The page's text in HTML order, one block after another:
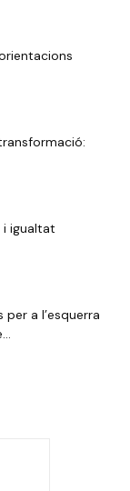
i igualtat
per a l’esquerra